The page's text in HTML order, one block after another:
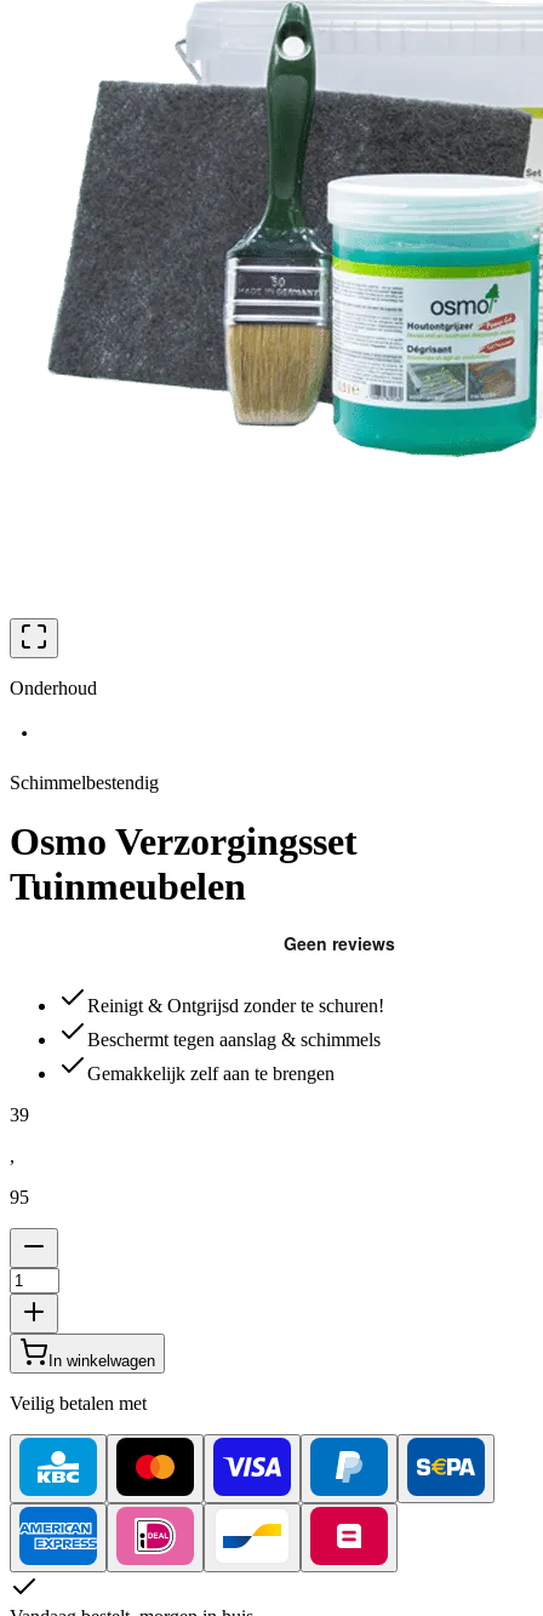
Onderhoud
Schimmelbestendig
Osmo Verzorgingsset
Tuinmeubelen
Reinigt & Ontgrijsd zonder te schuren!
Beschermt tegen aanslag & schimmels
Gemakkelijk zelf aan te brengen
39
,
95
In winkelwagen
Veilig betalen met